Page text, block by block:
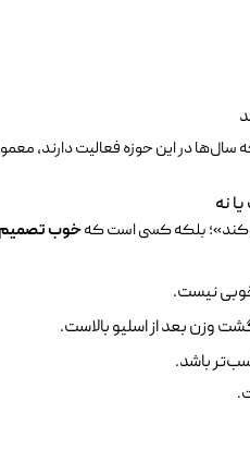
سال‌ها در این حوزه فعالیت دارند،
بلکه کسی است کهخوب
نیست.
وزن بعد از اسلیو بالاست.
باشد.